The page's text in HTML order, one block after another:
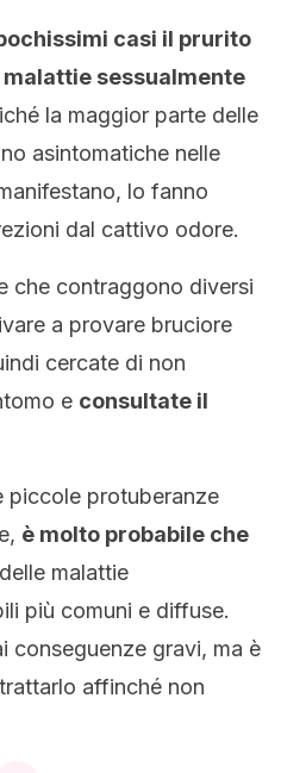
casi il prurito
sessualmente
la maggior parte delle
asintomatiche nelle
lo fanno
dal cattivo odore.
che contraggono diversi
a provare bruciore
cercate di non
e consultate il
piccole protuberanze
è molto probabile che
malattie
più comuni e diffuse.
conseguenze gravi, ma è
affinché non